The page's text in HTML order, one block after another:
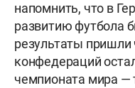
напомнить, что в
развитию футбола
результаты
конфедераций
чемпионата мира